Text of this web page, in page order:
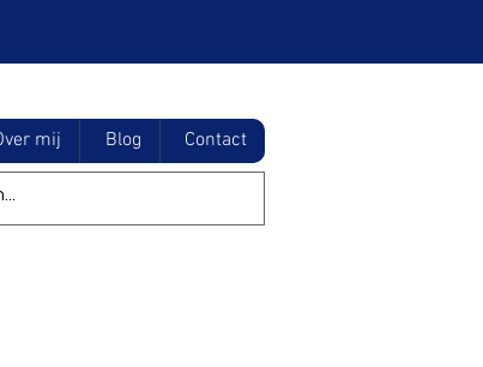
mij Blog Contact